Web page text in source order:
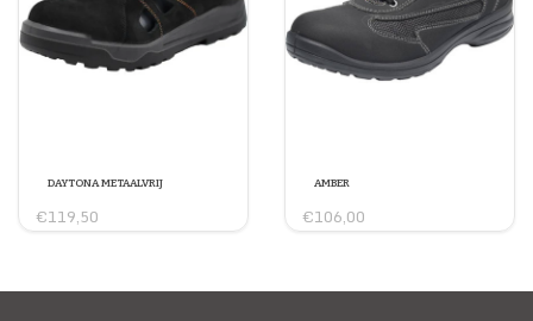
DAYTONA METAALVRIJ
€119,50
AMBER
€106,00